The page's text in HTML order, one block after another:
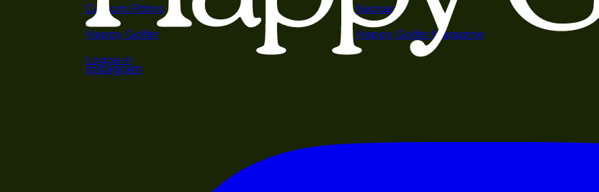
Custom Fitting
Happy Golfer
Logga in
Kepsar
Happy Golfer Magazine
Instagram